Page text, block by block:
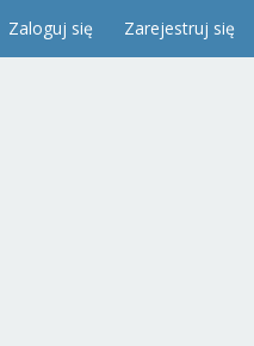
Zaloguj się Zarejestruj się